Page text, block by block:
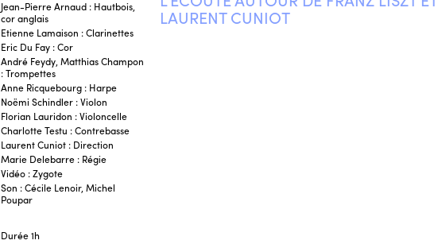
Jean-Pierre Arnaud : Hautbois,
cor anglais
Etienne Lamaison : Clarinettes
Eric Du Fay : Cor
André Feydy, Matthias Champon
: Trompettes
Anne Ricquebourg : Harpe
Noëmi Schindler : Violon
Florian Lauridon : Violoncelle
Charlotte Testu : Contrebasse
Laurent Cuniot : Direction
Marie Delebarre : Régie
Vidéo : Zygote
Son : Cécile Lenoir, Michel
Poupar
Durée1h
LAURENT CUNIOT